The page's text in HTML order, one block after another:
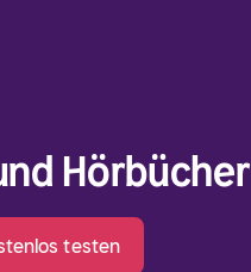
Hörbücher
testen